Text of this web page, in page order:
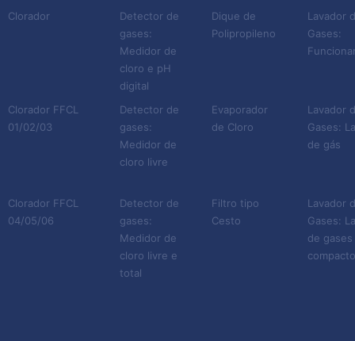
Clorador
Clorador FFCL
01/02/03
Clorador FFCL
04/05/06
Detector de
gases:
Medidor de
cloro e pH
digital
Detector de
gases:
Medidor de
cloro livre
Detector de
gases:
Medidor de
cloro livre e
total
Dique de
Polipropileno
Evaporador
de Cloro
Filtro tipo
Cesto
Lavador
Gases:
Lavador
Gases:
de gás
Lavador
Gases:
de gases
compacto